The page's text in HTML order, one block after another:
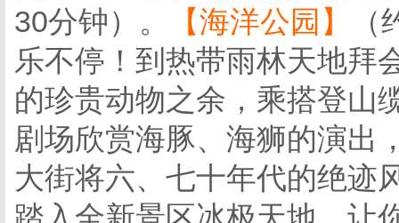
30分钟）。
【海洋公园 】 （
乐不停！到热带雨林天地拜
的珍贵动物之余，乘搭登山
剧场欣赏海豚、海狮的演出
大街将六、七十年代的绝迹